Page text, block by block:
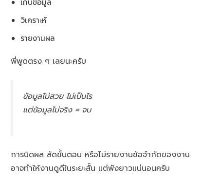
วิเคราะห์
รายงานผล
พี่พูดตรง ๆ เลยนะครับ
ข้อมูลไม่สวย ไม่เป็นไร
แต่ข้อมูลไม่จริง = จบ
การบิดผล ลัดขั้นตอน หรือไม่รายงานข้อจำกัดของงาน
อาจทำให้งานดูดีในระยะสั้น แต่พังยาวแน่นอนครับ